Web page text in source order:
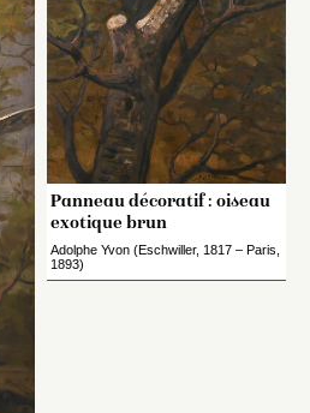
Panneau décoratif : oiseau
exotique brun
Adolphe Yvon (Eschwiller, 1817 – Paris,
1893)